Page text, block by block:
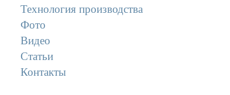
Технология производства
Фото
Видео
Статьи
Контакты